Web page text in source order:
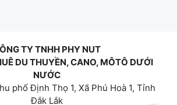
TY TNHH PHY NUT
DU THUYỀN, CANO, MÔTÔ DƯỚI
NƯỚC
phố Định Thọ 1, Xã Phú Hoà 1, Tỉnh
Đắk Lắk